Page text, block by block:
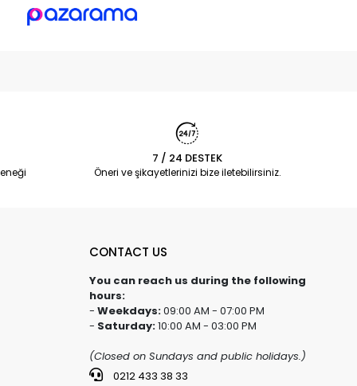
7 / 24 DESTEK
Öneri ve şikayetlerinizi bize iletebilirsiniz.
CONTACT US
You can reach us during the following
hours:
- Weekdays:09:00 AM - 07:00 PM
- Saturday:10:00 AM - 03:00 PM
(Closed on Sundays and public holidays.)
0212 433 38 33